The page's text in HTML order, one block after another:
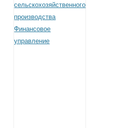
сельскохозяйственного
производства
Финансовое
управление